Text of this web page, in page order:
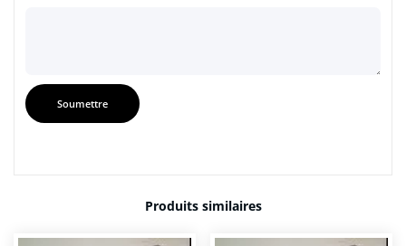
Produits similaires